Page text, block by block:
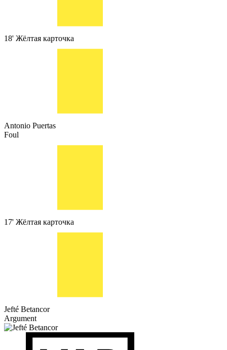
18' Жёлтая карточка
Antonio Puertas
Foul
17' Жёлтая карточка
Jefté Betancor
Argument